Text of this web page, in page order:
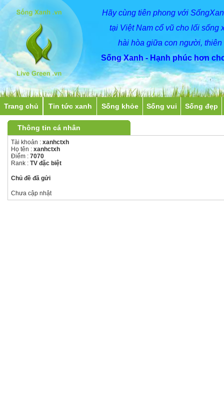
Hãycùng tiên phong với
tại Việt Nam cổ vũ cho lối sống
hài hòa giữa con người, thiên
Sống Xanh - Hạnh phúc hơn
Trang chủ Tin tức xanh Sống khỏe Sống vui Sống đẹp
Thông tin cá nhân
Tài khoản : xanhctxh
Họ tên : xanhctxh
Điểm : 7070
Rank : TV đặc biệt
Chủ đề đã gửi
Chưa cập nhật